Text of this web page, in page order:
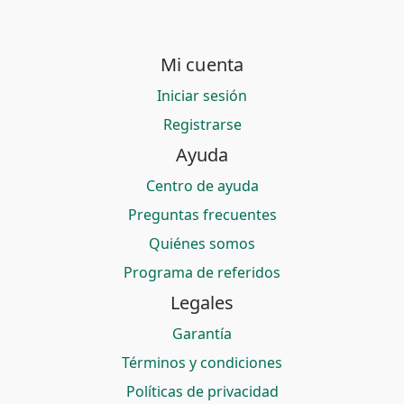
Mi cuenta
Iniciar sesión
Registrarse
Ayuda
Centro de ayuda
Preguntas frecuentes
Quiénes somos
Programa de referidos
Legales
Garantía
Términos y condiciones
Políticas de privacidad